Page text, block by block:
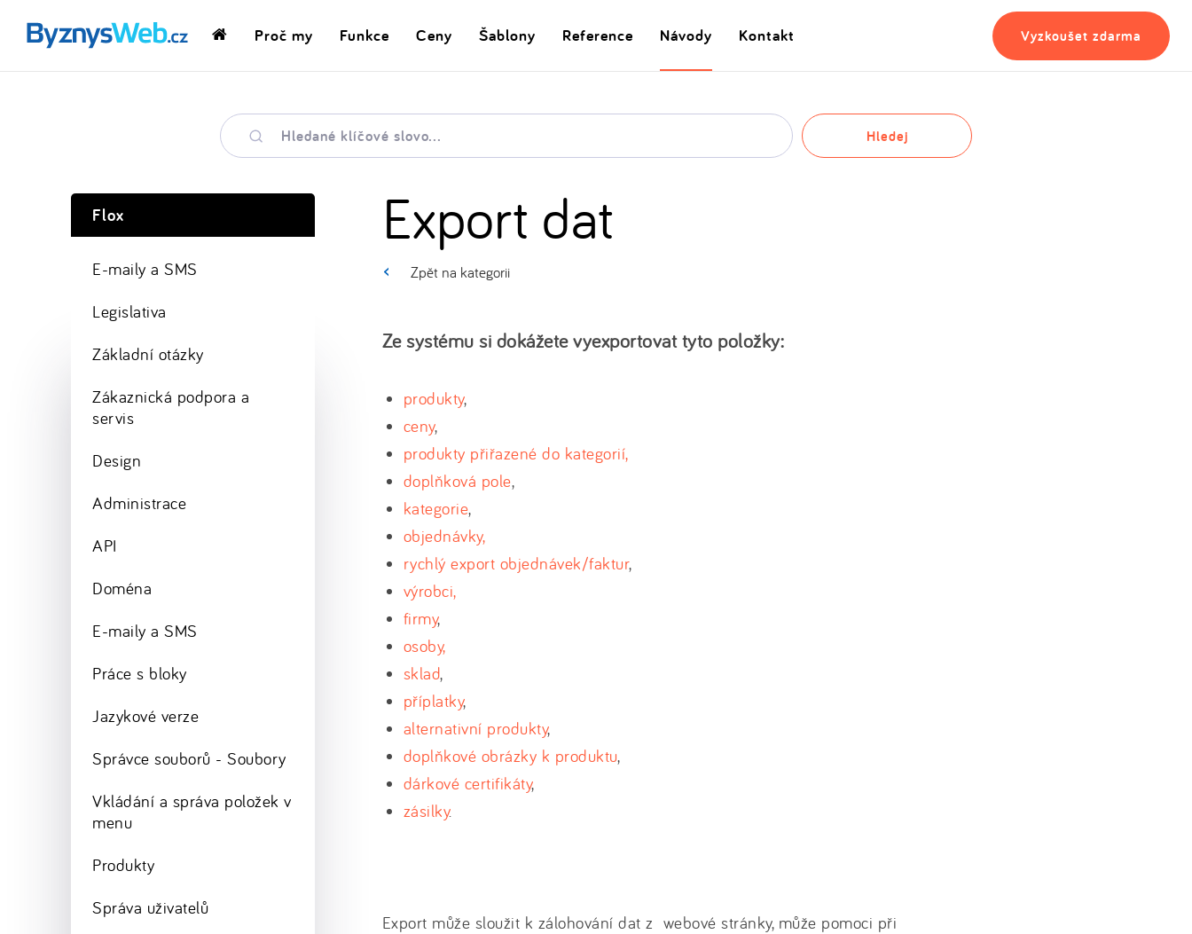
DomovskáProč my Funkce Ceny Šablony Reference Návody Kontakt Vyzkoušet zdarma
Hledané
klíčové
slovo
Hledej
Zpět na kategorii
Export dat
Ze systému si dokážete vyexportovat tyto položky:
produkty,
ceny,
produkty přiřazené do kategorií,
doplňková pole,
kategorie,
objednávky,
rychlý export objednávek/faktur,
výrobci,
firmy,
osoby,
sklad,
příplatky,
alternativní produkty,
doplňkové obrázky k produktu,
dárkové certifikáty,
zásilky.
Export může sloužit k zálohování dat z webové stránky, může pomoci při
Flox
E-maily a SMS
Legislativa
Základní otázky
Zákaznická podpora a
servis
Design
Administrace
API
Doména
E-maily a SMS
Práce s bloky
Jazykové verze
Správce souborů - Soubory
Vkládání a správa položek v
menu
Produkty
Správa uživatelů